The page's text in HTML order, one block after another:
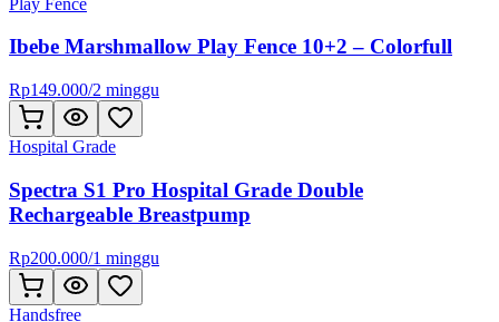
Ibebe Marshmallow Play Fence 10+2 – Colorfull
Rp149.000/2 minggu
Hospital Grade
Spectra S1 Pro Hospital Grade Double
Rechargeable Breastpump
Rp200.000/1 minggu
Handsfree